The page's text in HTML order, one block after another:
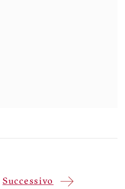
Pagina
Successivo